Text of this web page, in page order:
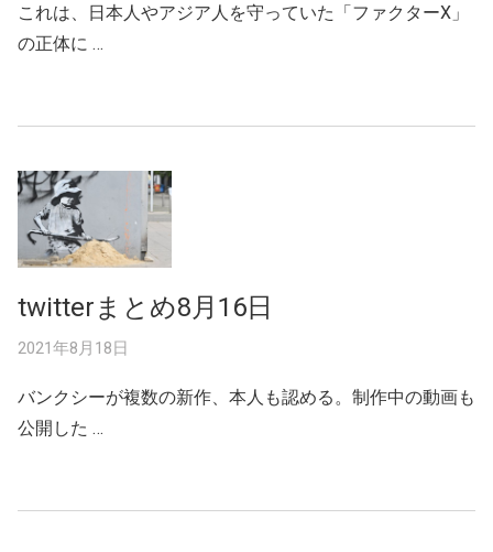
これは、日本人やアジア人を守っていた「ファクターX」
の正体に …
twitterまとめ8月16日
2021年8月18日
バンクシーが複数の新作、本人も認める。制作中の動画も
公開した …